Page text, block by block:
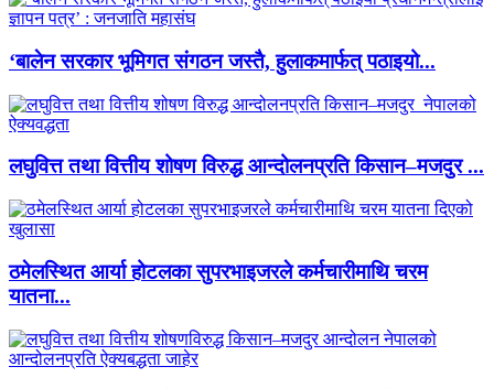
‘बालेन सरकार भूमिगत संगठन जस्तै, हुलाकमार्फत् पठाइयो...
लघुवित्त तथा वित्तीय शोषण विरुद्ध आन्दोलनप्रति किसान–मजदुर ...
ठमेलस्थित आर्या होटलका सुपरभाइजरले कर्मचारीमाथि चरम
यातना...